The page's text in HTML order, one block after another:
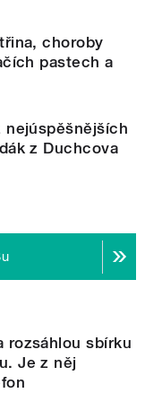
choroby
pastech a
nejúspěšnějších
z Duchcova
rozsáhlou sbírku
Je z něj